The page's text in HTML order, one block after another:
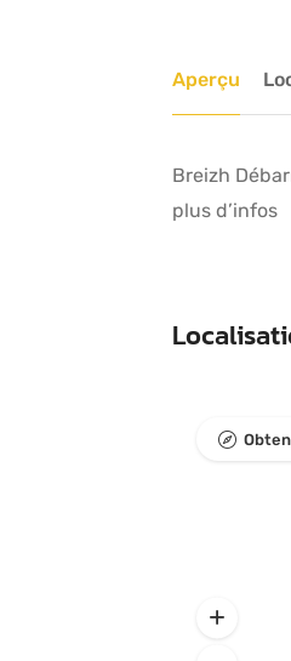
Aperçu
Breizh
plus d’infos